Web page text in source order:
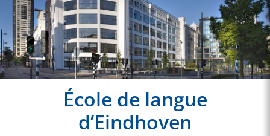
École de langue
d’Eindhoven